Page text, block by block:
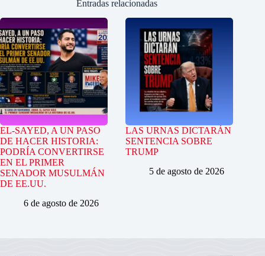
Entradas relacionadas
EL-SAYED, A UN PASO
DE HACER HISTORIA:
PODRÍA CONVERTIRSE
EN EL PRIMER
SENADOR MUSULMÁN
DE EE.UU.
6 de agosto de 2026
LAS URNAS DICTARÁN
SENTENCIA SOBRE
TRUMP
5 de agosto de 2026